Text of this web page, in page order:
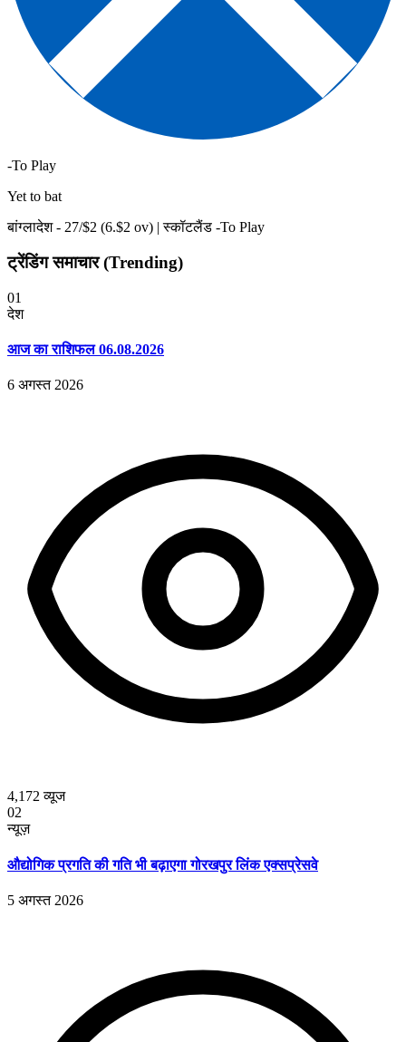
-To Play
Yet to bat
बांग्लादेश - 27/$2 (6.$2 ov) | स्कॉटलैंड -To Play
ट्रेंडिंग समाचार (Trending)
01
देश
आज का राशिफल 06.08.2026
6 अगस्त 2026
4,172 व्यूज
02
न्यूज़
औद्योगिक प्रगति की गति भी बढ़ाएगा गोरखपुर लिंक एक्सप्रेसवे
5 अगस्त 2026